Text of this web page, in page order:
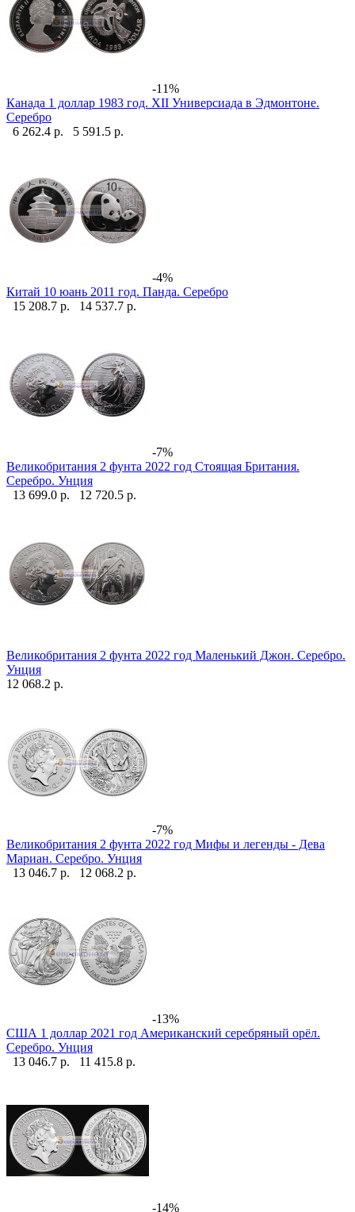
-11%
Канада 1 доллар 1983 год. XII Универсиада в Эдмонтоне.
Серебро
6 262.4 р.
5 591.5 р.
-4%
Китай 10 юань 2011 год. Панда. Серебро
15 208.7 р.
14 537.7 р.
-7%
Великобритания 2 фунта 2022 год Стоящая Британия.
Серебро. Унция
13 699.0 р.
12 720.5 р.
Великобритания 2 фунта 2022 год Маленький Джон. Серебро.
Унция
12 068.2 р.
-7%
Великобритания 2 фунта 2022 год Мифы и легенды - Дева
Мариан. Серебро. Унция
13 046.7 р.
12 068.2 р.
-13%
США 1 доллар 2021 год Американский серебряный орёл.
Серебро. Унция
13 046.7 р.
11 415.8 р.
-14%